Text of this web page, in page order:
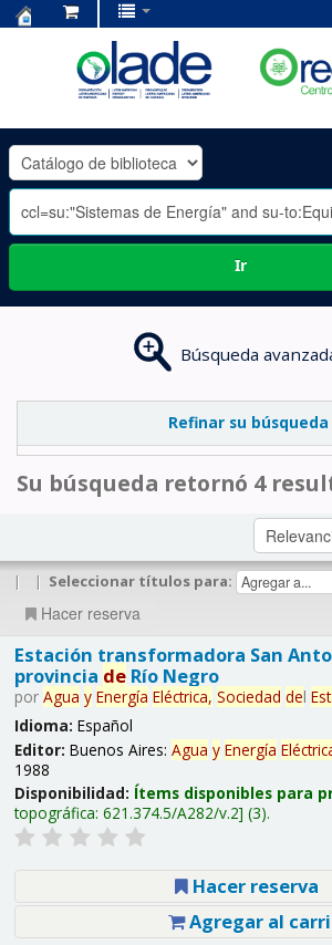
OLADE
-
Ir
Búsqueda
Refinar su búsqueda
Su búsqueda retornó 4
| | Seleccionar títulos para:
Hacer reserva
Estación transformadora San
provincia deRío Negro
por Agua y Energía Eléctrica, Sociedad del
Idioma: Español
Editor: Buenos Aires: Agua y Energía
1988
Disponibilidad: Ítems disponibles para
topográfica: 621.374.5/A282/v.2 (3).
Hacer reserva
Agregar al